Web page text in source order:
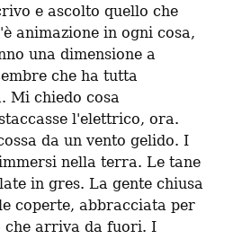
e ascolto quello che
animazione in ogni cosa,
una dimensione a
che ha tutta
Mi chiedo cosa
l'elettrico, ora.
da un vento gelido. I
nella terra. Le tane
in gres. La gente chiusa
coperte, abbracciata per
che arriva da fuori. I